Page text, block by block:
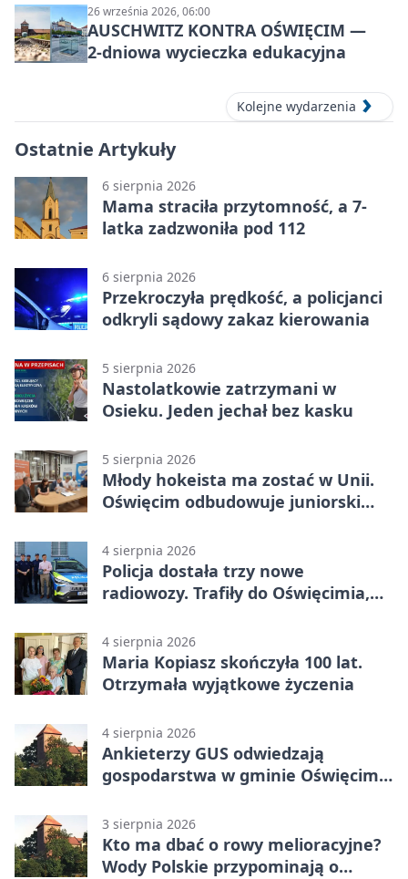
26 września 2026, 06:00
AUSCHWITZ KONTRA OŚWIĘCIM —
2‑dniowa wycieczka edukacyjna
Kolejne wydarzenia
Ostatnie Artykuły
6 sierpnia 2026
Mama straciła przytomność, a 7-
latka zadzwoniła pod 112
6 sierpnia 2026
Przekroczyła prędkość, a policjanci
odkryli sądowy zakaz kierowania
5 sierpnia 2026
Nastolatkowie zatrzymani w
Osieku. Jeden jechał bez kasku
5 sierpnia 2026
Młody hokeista ma zostać w Unii.
Oświęcim odbudowuje juniorski
4 sierpnia 2026
Policja dostała trzy nowe
radiowozy. Trafiły do Oświęcimia,
4 sierpnia 2026
Maria Kopiasz skończyła 100 lat.
Otrzymała wyjątkowe życzenia
4 sierpnia 2026
Ankieterzy GUS odwiedzają
gospodarstwa w gminie Oświęcim.
3 sierpnia 2026
Kto ma dbać o rowy melioracyjne?
Wody Polskie przypominają o